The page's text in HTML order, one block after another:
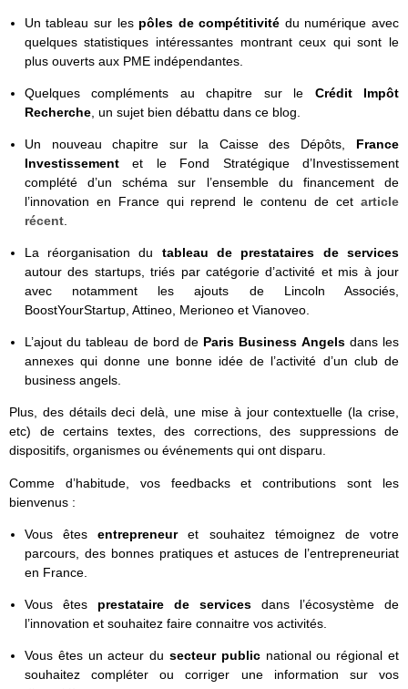
Un tableau sur les pôles de compétitivité du numérique avec
quelques statistiques intéressantes montrant ceux qui sont le
plus ouverts aux PME indépendantes.
Quelques compléments au chapitre sur le Crédit Impôt
Recherche, un sujet bien débattu dans ce blog.
Un nouveau chapitre sur la Caisse des Dépôts, France
Investissementet le Fond Stratégique d’Investissement
complété d’un schéma sur l’ensemble du financement de
l’innovation en France qui reprend le contenu de cet article
récent.
La réorganisation du tableau de prestataires de services
autour des startups, triés par catégorie d’activité et mis à jour
avec notamment les ajouts de Lincoln Associés,
BoostYourStartup, Attineo, Merioneo et Vianoveo.
L’ajout du tableau de bord de Paris Business Angelsdans les
annexes qui donne une bonne idée de l’activité d’un club de
business angels.
Plus, des détails deci delà, une mise à jour contextuelle (la crise,
etc) de certains textes, des corrections, des suppressions de
dispositifs, organismes ou événements qui ont disparu.
Comme d’habitude, vos feedbacks et contributions sont les
bienvenus :
Vous êtesentrepreneuret souhaitez témoignez de votre
parcours, des bonnes pratiques et astuces de l’entrepreneuriat
en France.
Vous êtes prestataire de servicesdans l’écosystème de
l’innovation et souhaitez faire connaitre vos activités.
Vous êtes un acteur du secteur publicnational ou régional et
souhaitez compléter ou corriger une information sur vos